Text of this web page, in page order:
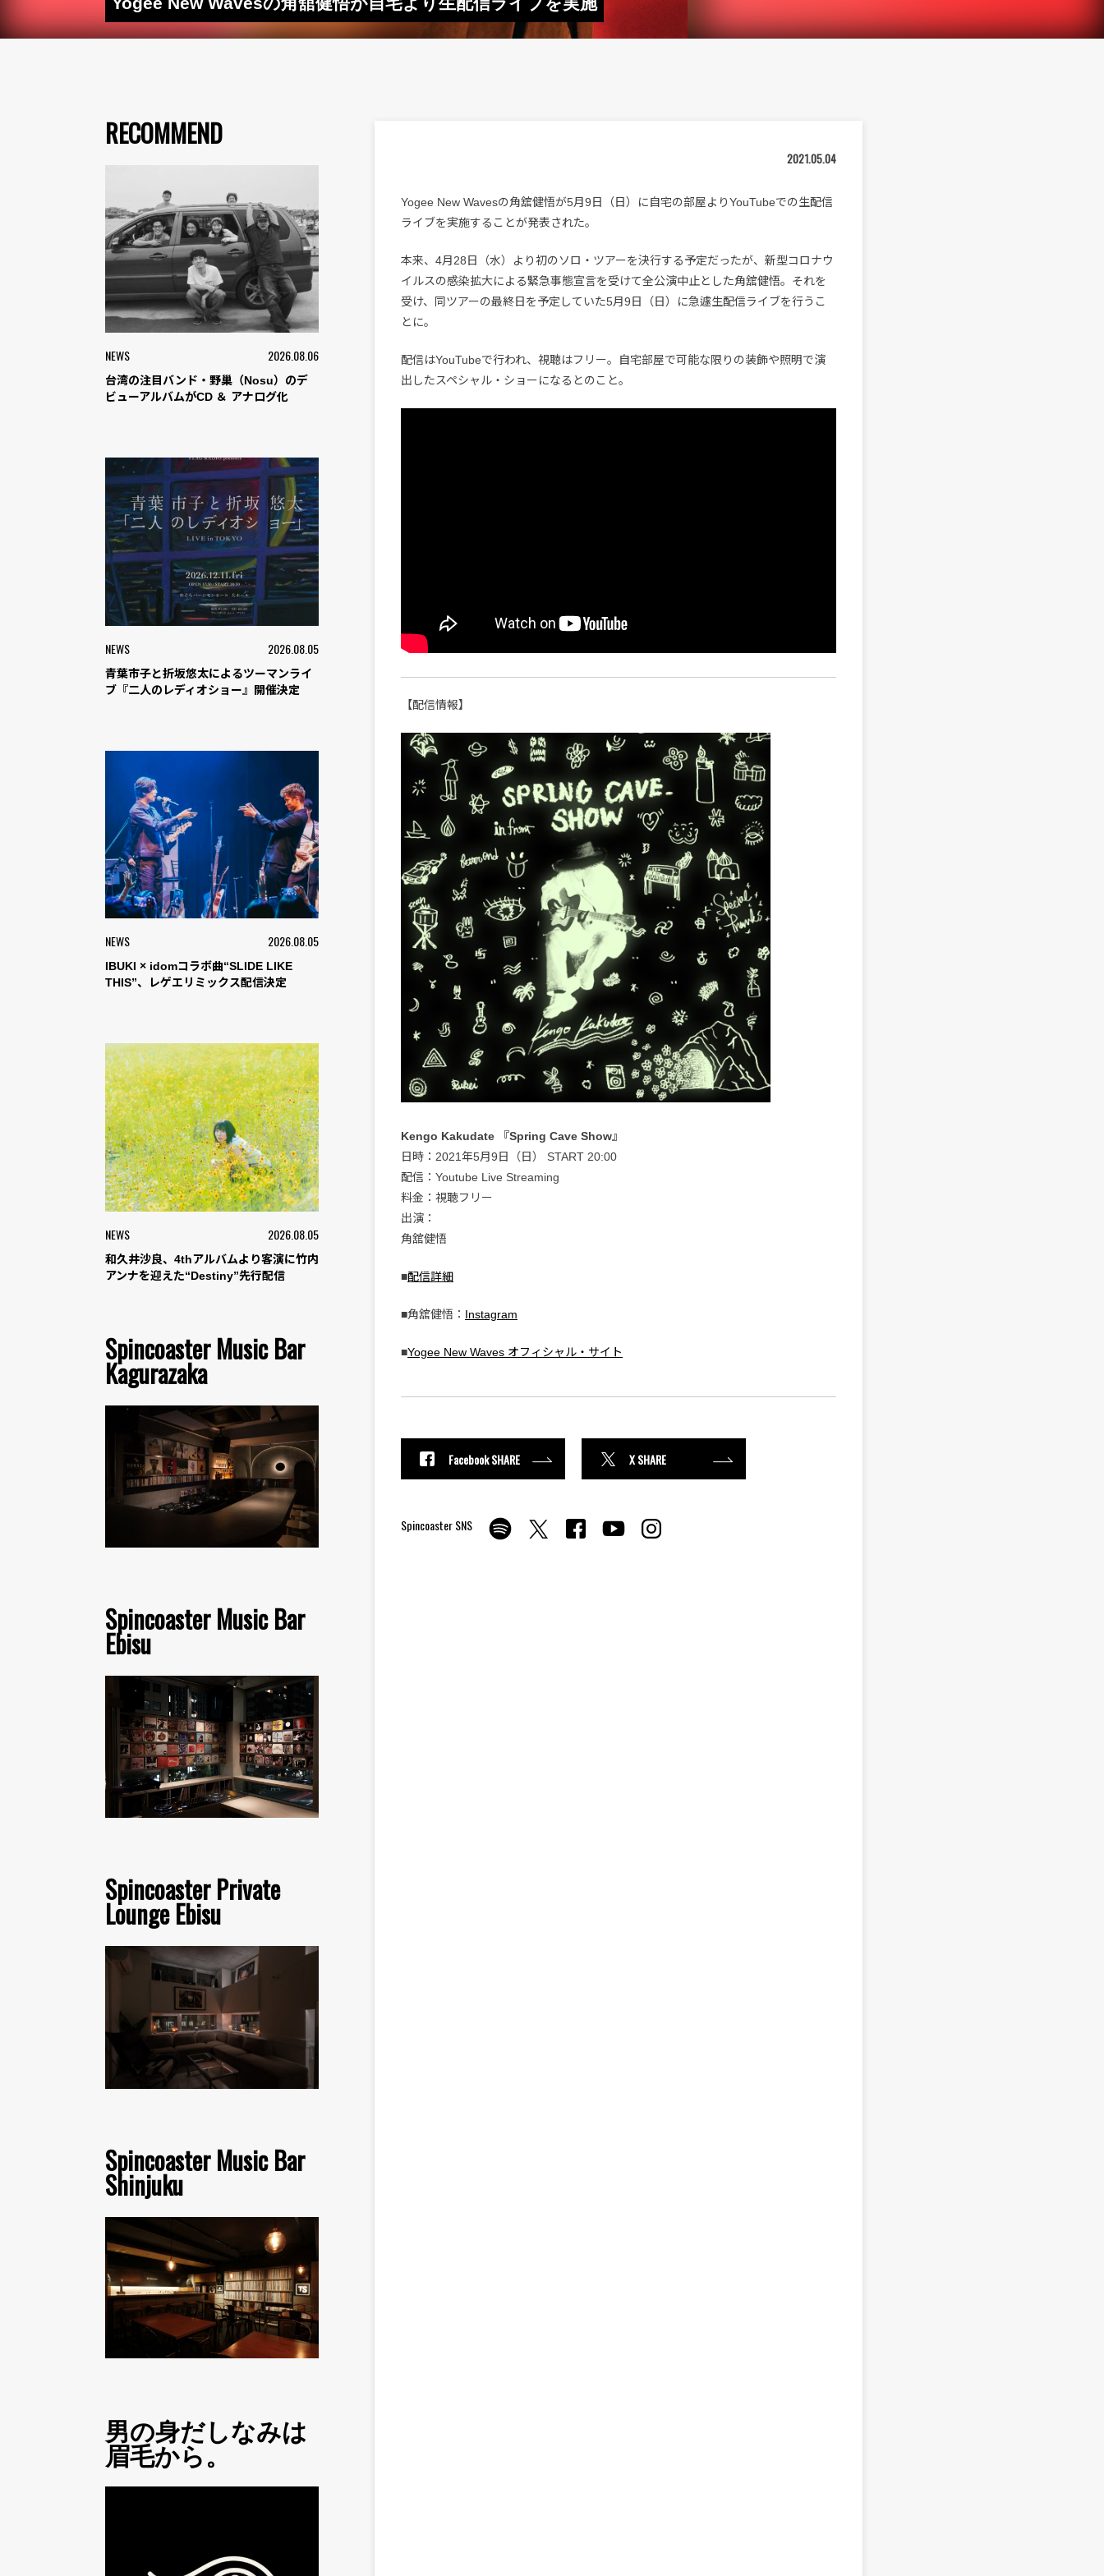
RECOMMEND
NEWS 2026.08.06
台湾の注目バンド・野巢（Nosu）のデ
ビューアルバムがCD ＆ アナログ化
NEWS 2026.08.05
青葉市子と折坂悠太によるツーマンライ
ブ『二人のレディオショー』開催決定
NEWS 2026.08.05
IBUKI × idomコラボ曲“SLIDE LIKE
THIS”、レゲエリミックス配信決定
NEWS 2026.08.05
和久井沙良、4thアルバムより客演に竹内
アンナを迎えた“Destiny”先行配信
Spincoaster Music Bar
Kagurazaka
Spincoaster Music Bar
Ebisu
Spincoaster Private
Lounge Ebisu
Spincoaster Music Bar
Shinjuku
男の身だしなみは
眉毛から。
2021.05.04
Yogee New Wavesの角舘健悟が5月9日（日）に自宅の部屋よりYouTubeでの生配信
ライブを実施することが発表された。
本来、4月28日（水）より初のソロ・ツアーを決行する予定だったが、新型コロナウ
イルスの感染拡大による緊急事態宣言を受けて全公演中止とした角舘健悟。それを
受け、同ツアーの最終日を予定していた5月9日（日）に急遽生配信ライブを行うこ
とに。
配信はYouTubeで行われ、視聴はフリー。自宅部屋で可能な限りの装飾や照明で演
出したスペシャル・ショーになるとのこと。
【配信情報】
Kengo Kakudate 『Spring Cave Show』
日時：2021年5月9日（日） START 20:00
配信：Youtube Live Streaming
料金：視聴フリー
出演：
角舘健悟
■配信詳細
■角舘健悟： Instagram
■Yogee New Waves オフィシャル・サイト
Facebook SHARE X SHARE
Spincoaster SNS